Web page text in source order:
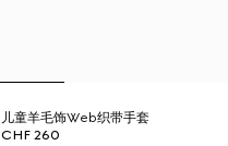
儿童羊毛饰Web织带手套
CHF 260